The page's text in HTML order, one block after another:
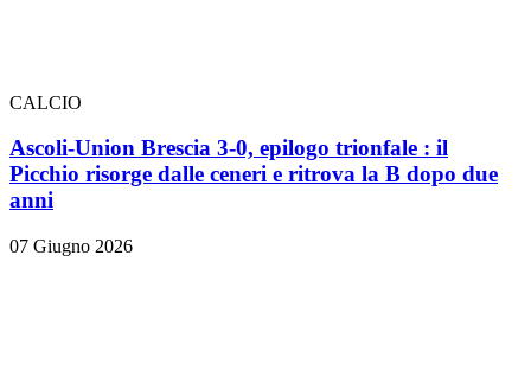
CALCIO
Ascoli-Union Brescia 3-0, epilogo trionfale : il
Picchio risorge dalle ceneri e ritrova la B dopo due
anni
07 Giugno 2026